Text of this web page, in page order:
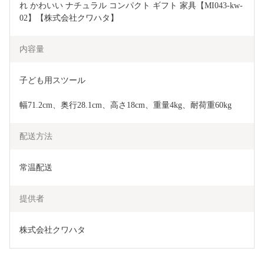
れ かわいい ナチュラル コンパクト ギフト 家具【MI043-kw-
02】【株式会社クワハタ】
内容量
子ども用スツール
幅71.2cm、奥行28.1cm、高さ18cm、重量4kg、耐荷重60kg
配送方法
常温配送
提供者
株式会社クワハタ